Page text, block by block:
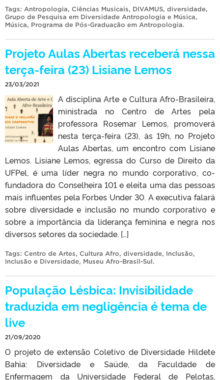
Tags: Antropologia, Ciências Musicais, DIVAMUS, diversidade,
Grupo de Pesquisa em Diversidade Antropologia e Música,
Música, Programa de Pós-Graduação em Antropologia.
Projeto Aulas Abertas receberá nessa
terça-feira (23) Lisiane Lemos
23/03/2021
A disciplina Arte e Cultura Afro-Brasileira,
ministrada no Centro de Artes pela
professora Rosemar Lemos, promoverá
nesta terça-feira (23), às 19h, no Projeto
Aulas Abertas, um encontro com Lisiane
Lemos. Lisiane Lemos, egressa do Curso de Direito da
UFPel, é uma líder negra no mundo corporativo, co-
fundadora do Conselheira 101 e eleita uma das pessoas
mais influentes pela Forbes Under 30. A executiva falará
sobre diversidade e inclusão no mundo corporativo e
sobre a importância da liderança feminina e negra nos
diversos setores da sociedade. […]
Tags: Centro de Artes, Cultura Afro, diversidade, Inclusão,
Inclusão e Diversidade, Museu Afro-Brasil-Sul.
População Lésbica: Invisibilidade
traduzida em negligência é tema de
live
21/09/2020
O projeto de extensão Coletivo de Diversidade Hildete
Bahia: Diversidade e Saúde, da Faculdade de
Enfermagem da Universidade Federal de Pelotas,